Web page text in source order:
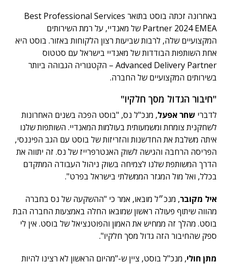
באחרונה זכתה בוסט בתואר Best Professional Services
Partner 2024 EMEA של מאנדיי, על רמת השירותים
המקצועיים שלה, לרבות שביעות רצון הלקוחות באזור. בוסט היא
אחת השותפות הבודדות של מאנדיי בישראל עם סטטוס
Advanced Delivery Partner – הקטגוריה הגבוהה ביותר
בשירותים המקצועיים של החברה.
"חיבור הגדול מסך חלקיו"
לדברי שחר אפעל, מנכ"ל נס, "בוסט הפכה בשנים האחרונות
לשחקנית צומחת ומשמעותית בעולמות המאנדיי. השותפות שלנו
איתה משלבת את החדשנות והזריזות של בוסט עם הגב הפיננסי,
הפריסה הרחבה והגישה לשוק האנטרפרייז של נס. זה יתווה את
הדרך המשותפת שלנו לצמיחה בשוק ניהול העבודה המתקדם
בכלל, ואל מול המגזר הממשלתי בישראל בפרט".
איל מקובר, מנכ״ל מובאו, אמר כי "ההשקעה של נס בחברה
מהווה שיתוף פעולה ראשון שמובאו החלה באמצעות החברה הבת
בוסט. מהלך זה ממחיש את האמון והפוטנציאל של בוסט. אין לי
ספק שהחיבור הזה גדול מסך חלקיו".
מתן חולי, מנכ"ל בוסט, ציין ש-"מהיום הראשון לא רצינו להיות